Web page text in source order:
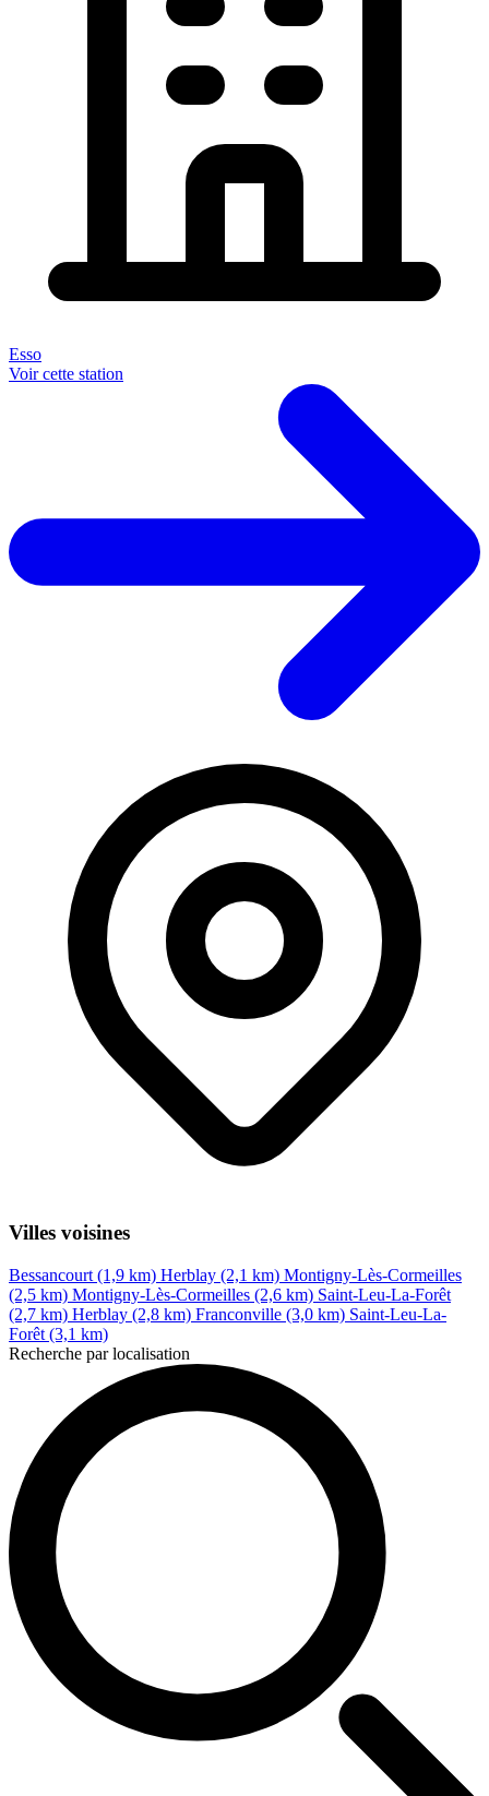
Esso
Voir cette station
Villes voisines
Bessancourt (1,9 km) Herblay (2,1 km) Montigny-Lès-Cormeilles
(2,5 km) Montigny-Lès-Cormeilles (2,6 km) Saint-Leu-La-Forêt
(2,7 km) Herblay (2,8 km) Franconville (3,0 km) Saint-Leu-La-
Forêt (3,1 km)
Recherche par localisation